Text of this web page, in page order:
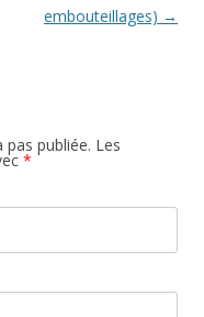
embouteillages) →
publiée. Les
*